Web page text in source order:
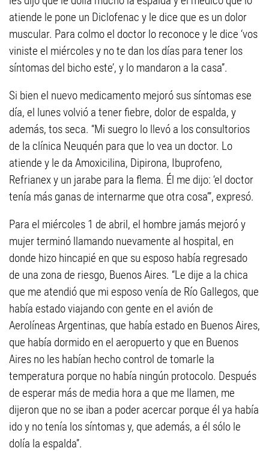
atiende le pone un Diclofenac y le dice que es un dolor
muscular. Para colmo el doctor lo reconoce y le dice ‘vos
viniste el miércoles y no te dan los días para tener los
síntomas del bicho este’, y lo mandaron a la casa”.
Si bien el nuevo medicamento mejoró sus síntomas ese
día, el lunes volvió a tener fiebre, dolor de espalda, y
además, tos seca. “Mi suegro lo llevó a los consultorios
de la clínica Neuquén para que lo vea un doctor. Lo
atiende y le da Amoxicilina, Dipirona, Ibuprofeno,
Refrianex y un jarabe para la flema. Él me dijo: ‘el doctor
tenía más ganas de internarme que otra cosa’”, expresó.
Para el miércoles 1 de abril, el hombre jamás mejoró y
mujer terminó llamando nuevamente al hospital, en
donde hizo hincapié en que su esposo había regresado
de una zona de riesgo, Buenos Aires. “Le dije a la chica
que me atendió que mi esposo venía de Río Gallegos, que
había estado viajando con gente en el avión de
Aerolíneas Argentinas, que había estado en Buenos Aires,
que había dormido en el aeropuerto y que en Buenos
Aires no les habían hecho control de tomarle la
temperatura porque no había ningún protocolo. Después
de esperar más de media hora a que me llamen, me
dijeron que no se iban a poder acercar porque él ya había
ido y no tenía los síntomas y, que además, a él sólo le
dolía la espalda”.